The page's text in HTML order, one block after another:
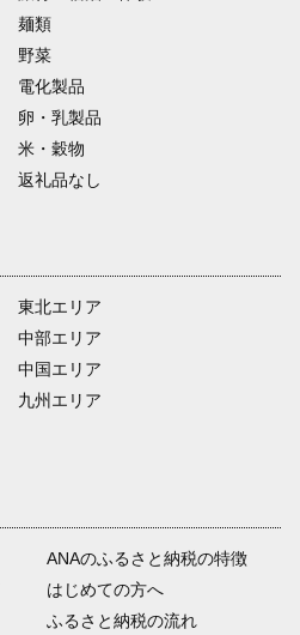
麺類
野菜
電化製品
卵・乳製品
米・穀物
返礼品なし
東北エリア
中部エリア
中国エリア
九州エリア
ANAのふるさと納税の特徴
はじめての方へ
ふるさと納税の流れ